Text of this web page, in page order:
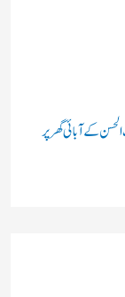
کے آبائی گھر پر